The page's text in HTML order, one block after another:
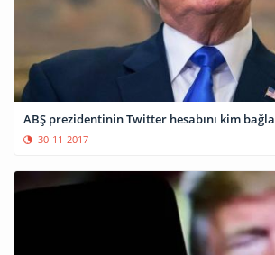
ABŞ prezidentinin Twitter hesabını kim
30-11-2017